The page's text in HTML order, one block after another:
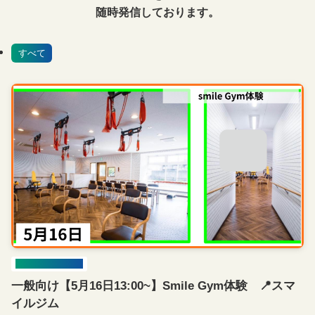
トップ
リアルハブイベントとは
イベント情報
お知らせ・活動報告
連絡会員一覧
お問い合わせ
プライバシーポリシー
新規会員登録
会員ログイン
随時発信しております。
すべて
一般向け【5月16日13:00~】Smile Gym体験 📍スマ
イルジム